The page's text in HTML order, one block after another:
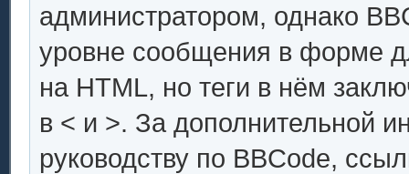
администратором, однако
уровне сообщения в форме
на HTML, но теги в нём
в < и >. За дополнительной
руководству по BBCode,